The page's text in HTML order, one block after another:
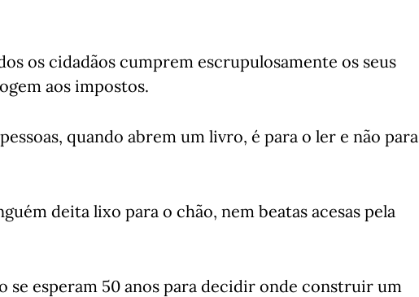
os cidadãos cumprem escrupulosamente os seus
aos impostos.
quando abrem um livro, é para o ler e não para
deita lixo para o chão, nem beatas acesas pela
se esperam 50 anos para decidir onde construir um